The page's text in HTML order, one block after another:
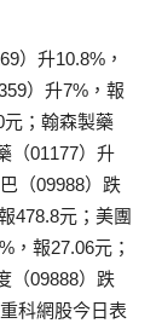
）升10.8%，
）升7%，報
元；翰森製藥
（01177）升
（09988）跌
478.8元；美團
，報27.06元；
（09888）跌
科網股今日表